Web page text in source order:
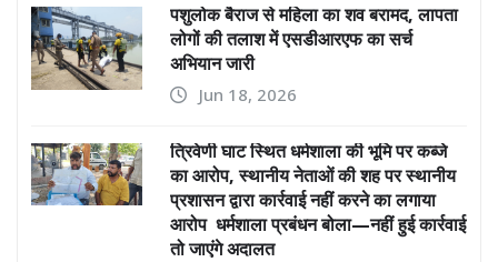
पशुलोक बैराज से महिला का शव बरामद, लापता
लोगों की तलाश में एसडीआरएफ का सर्च
अभियान जारी
Jun 18, 2026
त्रिवेणी घाट स्थित धर्मशाला की भूमि पर कब्जे
का आरोप, स्थानीय नेताओं की शह पर स्थानीय
प्रशासन द्वारा कार्रवाई नहीं करने का लगाया
आरोप धर्मशाला प्रबंधन बोला—नहीं हुई कार्रवाई
तो जाएंगे अदालत